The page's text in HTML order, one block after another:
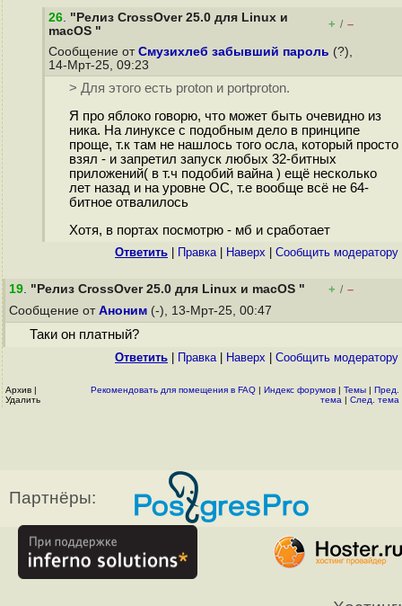
26. "Релиз CrossOver 25.0 для Linux и
macOS "
+ / –
Сообщение от Смузихлеб забывший пароль (?),
14-Мрт-25, 09:23
> Для этого есть proton и portproton.
Я про яблоко говорю, что может быть очевидно из
ника. На линуксе с подобным дело в принципе
проще, т.к там не нашлось того осла, который просто
взял - и запретил запуск любых 32-битных
приложений( в т.ч подобий вайна ) ещё несколько
лет назад и на уровне ОС, т.е вообще всё не 64-
битное отвалилось
Хотя, в портах посмотрю - мб и сработает
Ответить Правка| Наверх Cообщить модератору
19. "Релиз CrossOver 25.0 для Linux и macOS " + / –
Сообщение от Аноним (-), 13-Мрт-25, 00:47
Таки он платный?
Ответить Правка| Наверх Cообщить модератору
Архив |
Удалить
Рекомендовать для помещения в FAQ | Индекс форумов | Темы | Пред.
тема | След. тема
Партнёры: